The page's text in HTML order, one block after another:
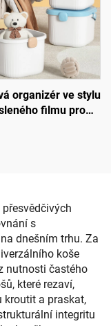
organizér ve stylu
filmu pro
s
dnešním trhu. Za
koše
nutnosti častého
které rezaví,
kroutit a praskat,
integritu